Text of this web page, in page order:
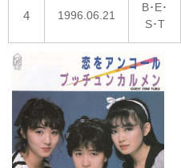
4 1996.06.21
B･E･
S･T